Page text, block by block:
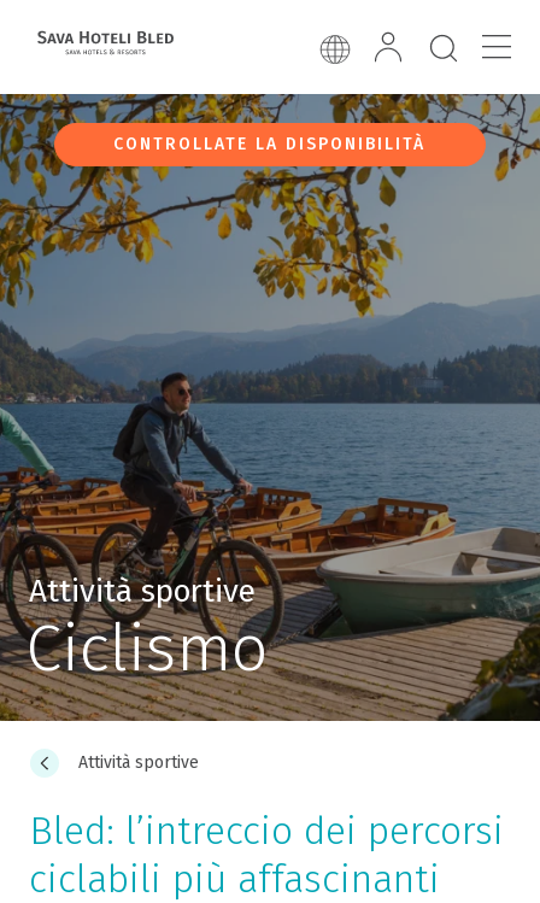
CONTROLLATE LA DISPONIBILITÀ
Attività sportive
Ciclismo
Attività sportive
Bled: l’intreccio dei percorsi
ciclabili più affascinanti